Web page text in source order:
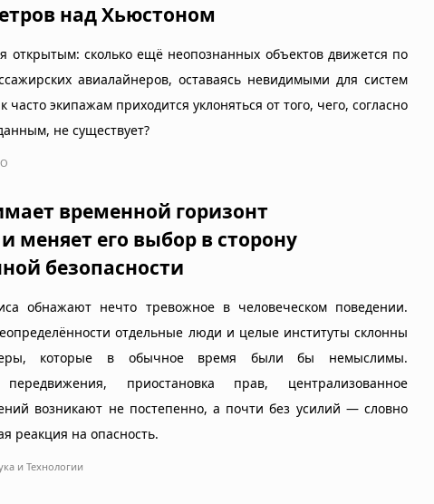
над Хьюстоном
открытым: сколько ещё неопознанных объектов движется по
авиалайнеров, оставаясь невидимыми для систем
часто экипажам приходится уклоняться от того, чего, согласно
не существует?
временной горизонт
меняет его выбор в сторону
безопасности
обнажают нечто тревожное в человеческом поведении.
отдельные люди и целые институты склонны
которые в обычное время были бы немыслимы.
приостановка прав, централизованное
возникают не постепенно, а почти без усилий — словно
реакция на опасность.
и Технологии